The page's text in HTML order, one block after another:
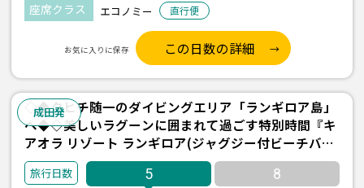
座席クラス エコノミー 直行便
お気に入りに保存 この日数の詳細
成田発
◇◆タヒチ随一のダイビングエリア「ランギロア島」
へ◆◇美しいラグーンに囲まれて過ごす特別時間『キ
アオラ リゾート ランギロア(ジャグジー付ビーチバン
ガロー/朝食付)/2泊』＋パペーテ1泊 5日間 ＜往復送
迎付き＞【エアタヒチヌイ利用】
5 8